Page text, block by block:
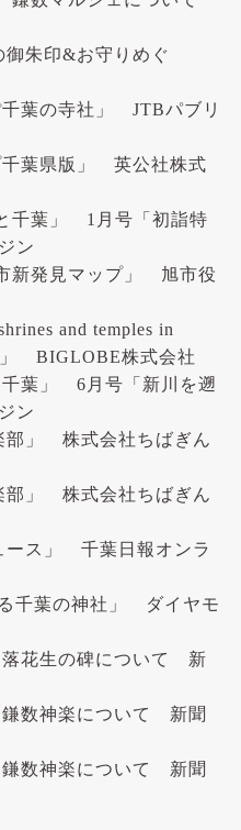
御朱印&お守りめぐ
葉の寺社」 JTBパブリ
千葉県版」 英公社株式
千葉」 1月号「初詣特
ン
新発見マップ」 旭市役
and temples in
」 BIGLOBE株式会社
千葉」 6月号「新川を遡
ン
部」 株式会社ちばぎん
部」 株式会社ちばぎん
ース」 千葉日報オンラ
千葉の神社」 ダイヤモ
花生の碑について 新
数神楽について 新聞
数神楽について 新聞